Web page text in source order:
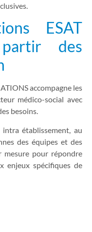
ESAT
des
accompagne les
médico-social avec
besoins.
établissement, au
des équipes et des
mesure pour répondre
enjeux spécifiques de